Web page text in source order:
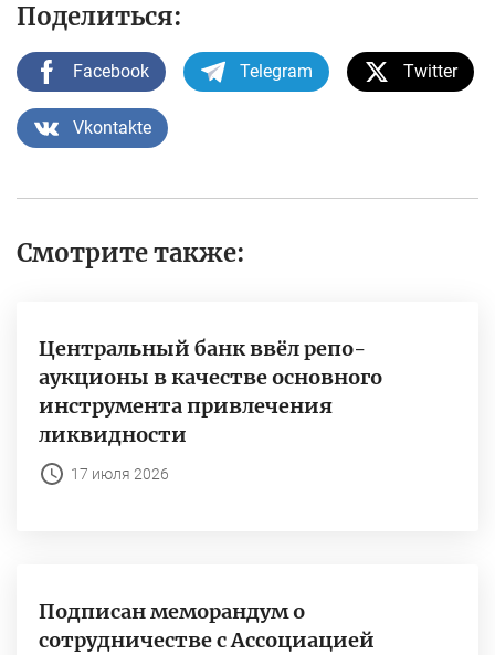
Поделиться:
Facebook Telegram Twitter
Vkontakte
Смотрите также:
Центральный банк ввёл репо-
аукционы в качестве основного
инструмента привлечения
ликвидности
17 июля 2026
Подписан меморандум о
сотрудничестве с Ассоциацией